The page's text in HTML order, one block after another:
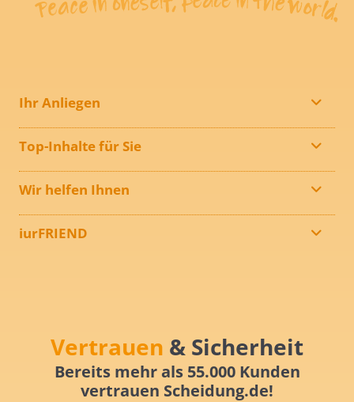
Ihr Anliegen
Top-Inhalte für Sie
Wir helfen Ihnen
iurFRIEND
Vertrauen & Sicherheit
Bereits mehr als 55.000 Kunden
vertrauen Scheidung.de!